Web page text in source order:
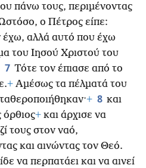
πάνω τους, περιμένοντας
ο Πέτρος είπε:
έχω, αλλά αυτό που έχω
του Ιησού Χριστού του
7 Τότε τον έπιασε από το
+ Αμέσως τα πέλματά του
+ 8 και
όρθιος+ και άρχισε να
τους στον ναό,
και αινώντας τον Θεό.
να περπατάει και να αινεί